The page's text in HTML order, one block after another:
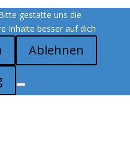
gestatte uns die
Inhalte besser auf dich
Ablehnen